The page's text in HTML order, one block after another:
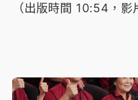
（出版時間 10:54，